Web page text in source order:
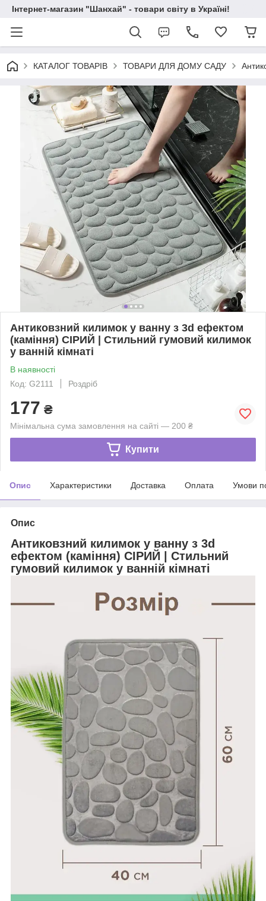
Інтернет-магазин "Шанхай" - товари світу в Україні!
КАТАЛОГ ТОВАРІВ ТОВАРИ ДЛЯ ДОМУ САДУ
Антиковзний килимок у ванну з 3d ефектом
(каміння) СІРИЙ | Стильний гумовий килимок
у ванній кімнаті
В наявності
Код: G2111
Роздріб
177 ₴
Мінімальна сума замовлення на сайті — 200 ₴
Купити
Опис Характеристики Доставка Оплата Умови
Опис
Антиковзний килимок у ванну з 3d
ефектом (каміння) СІРИЙ | Стильний
гумовий килимок у ванній кімнаті